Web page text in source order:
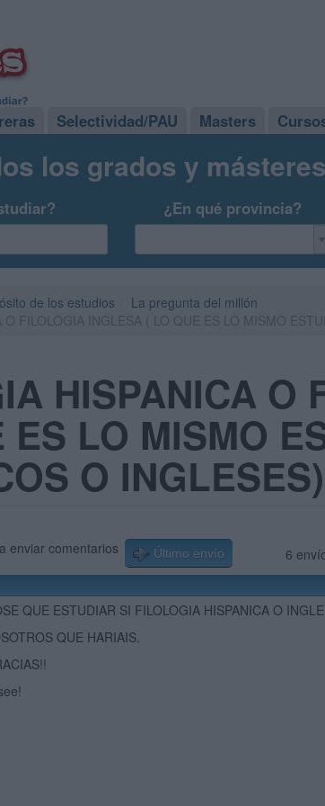
Selectividad/PAU Masters
los grados y
¿En qué provincia?
de los estudios
La pregunta del millón
HISPANICA O
ES LO MISMO
O INGLESES)
6
enviar comentarios Último envío
QUE ESTUDIAR SI FILOLOGIA HISPANICA O
QUE HARIAIS.